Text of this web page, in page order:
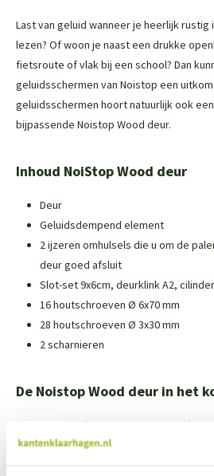
Last van geluid wanneer je heerlijk
lezen? Of woon je naast een drukke
fietsroute of vlak bij een school? Dan
geluidsschermen van Noistop een
geluidsschermen hoort natuurlijk ook
bijpassende Noistop Wood deur.
Inhoud NoiStop Wood deur
Deur
Geluidsdempend element
2 ijzeren omhulsels die u om de
deur goed afsluit
Slot-set 9x6cm, deurklink A2,
16 houtschroeven Ø 6x70 mm
28 houtschroeven Ø 3x30 mm
2 scharnieren
De Noistop Wood deur in het
Maatvoering: 100 x 180 x 17 cm
Gemaakt van geïmpregneerd